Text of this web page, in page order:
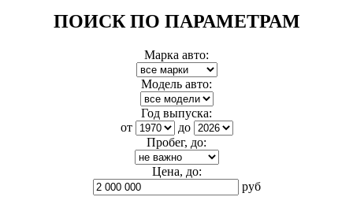
ПОИСК ПО ПАРАМЕТРАМ
Марка авто:
Модель авто:
Год выпуска:
от
до
Пробег, до:
Цена, до:
руб